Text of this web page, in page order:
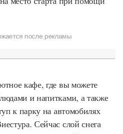
после рекламы
кафе, где вы можете
и напитками, а также
к парку на автомобилях
Сейчас слой снега